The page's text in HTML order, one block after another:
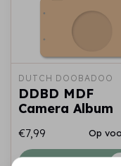
DUTCH DOOBADOO
DDBD MDF
Camera Album
€7,99 Op